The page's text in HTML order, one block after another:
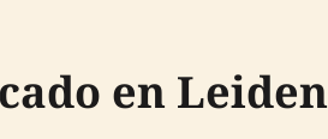
en Leiden